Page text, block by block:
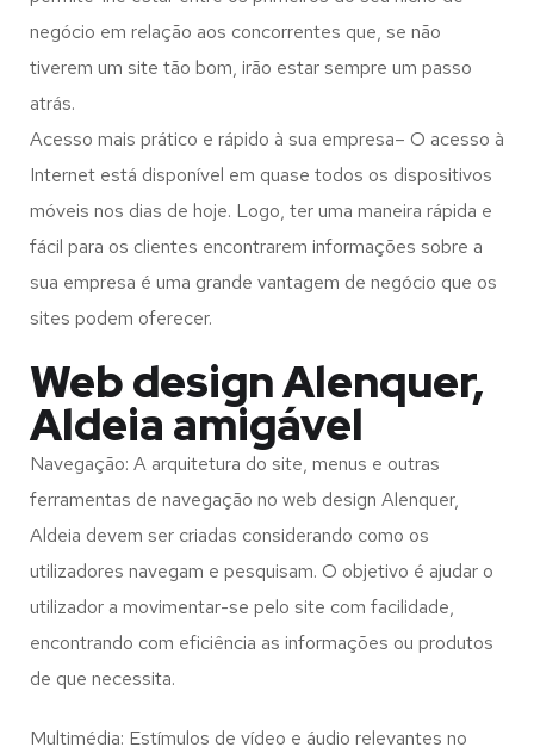
negócio em relação aos concorrentes que, se não
tiverem um site tão bom, irão estar sempre um passo
atrás.
Acesso mais prático e rápido à sua empresa– O acesso à
Internet está disponível em quase todos os dispositivos
móveis nos dias de hoje. Logo, ter uma maneira rápida e
fácil para os clientes encontrarem informações sobre a
sua empresa é uma grande vantagem de negócio que os
sites podem oferecer.
Web design Alenquer,
Aldeia amigável
Navegação: A arquitetura do site, menus e outras
ferramentas de navegação no web design Alenquer,
Aldeia devem ser criadas considerando como os
utilizadores navegam e pesquisam. O objetivo é ajudar o
utilizador a movimentar-se pelo site com facilidade,
encontrando com eficiência as informações ou produtos
de que necessita.
Multimédia: Estímulos de vídeo e áudio relevantes no